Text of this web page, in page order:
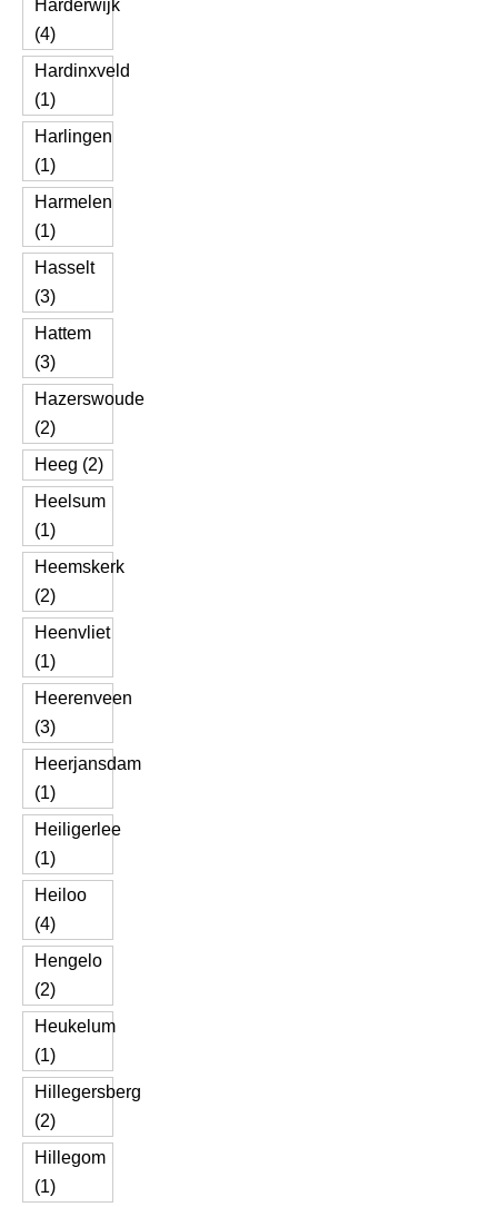
Harderwijk
(4)
Hardinxveld
(1)
Harlingen
(1)
Harmelen
(1)
Hasselt
(3)
Hattem
(3)
Hazerswoude
(2)
Heeg (2)
Heelsum
(1)
Heemskerk
(2)
Heenvliet
(1)
Heerenveen
(3)
Heerjansdam
(1)
Heiligerlee
(1)
Heiloo
(4)
Hengelo
(2)
Heukelum
(1)
Hillegersberg
(2)
Hillegom
(1)